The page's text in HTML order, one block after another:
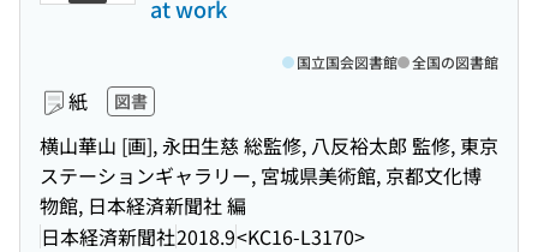
at work
紙 図書
横山華山 [画], 永田生慈 総監修, 八反裕太郎 監修, 東京
ステーションギャラリー, 宮城県美術館, 京都文化博
物館, 日本経済新聞社 編
日本経済新聞社2018.9<KC16-L3170>
国立国会図書館 全国の図書館